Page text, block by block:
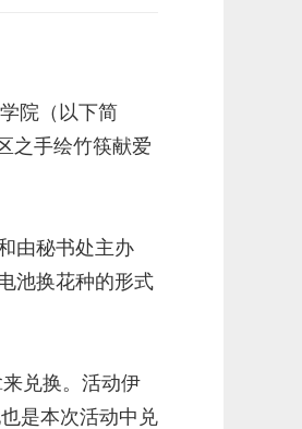
院（以下简
之手绘竹筷献爱
由秘书处主办
池换花种的形式
兑换。活动伊
是本次活动中兑